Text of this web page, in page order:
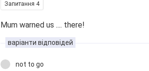
Запитання 4
Mum warned us .... there!
варіанти відповідей
not to go